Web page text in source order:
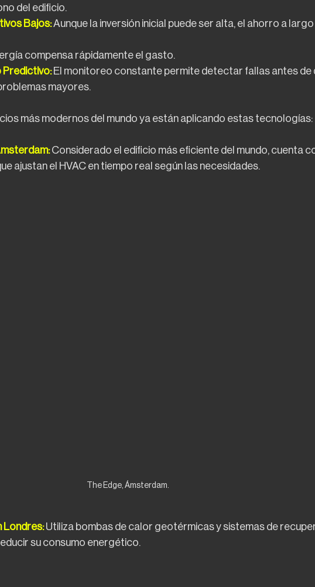
del edificio.
Bajos: Aunque la inversión inicial puede ser alta, el ahorro a
compensa rápidamente el gasto.
Predictivo: El monitoreo constante permite detectar fallas antes de
mayores.
más modernos del mundo ya están aplicando estas tecnologías:
Considerado el edificio más eficiente del mundo, cuenta
ajustan el HVAC en tiempo real según las necesidades.
The Edge, Ámsterdam.
Londres: Utiliza bombas de calor geotérmicas y sistemas de
su consumo energético.